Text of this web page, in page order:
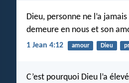
Dieu, personne ne l’a
demeure en nous et son
1 Jean 4:12 amour Dieu
C’est pourquoi Dieu l’a élevé